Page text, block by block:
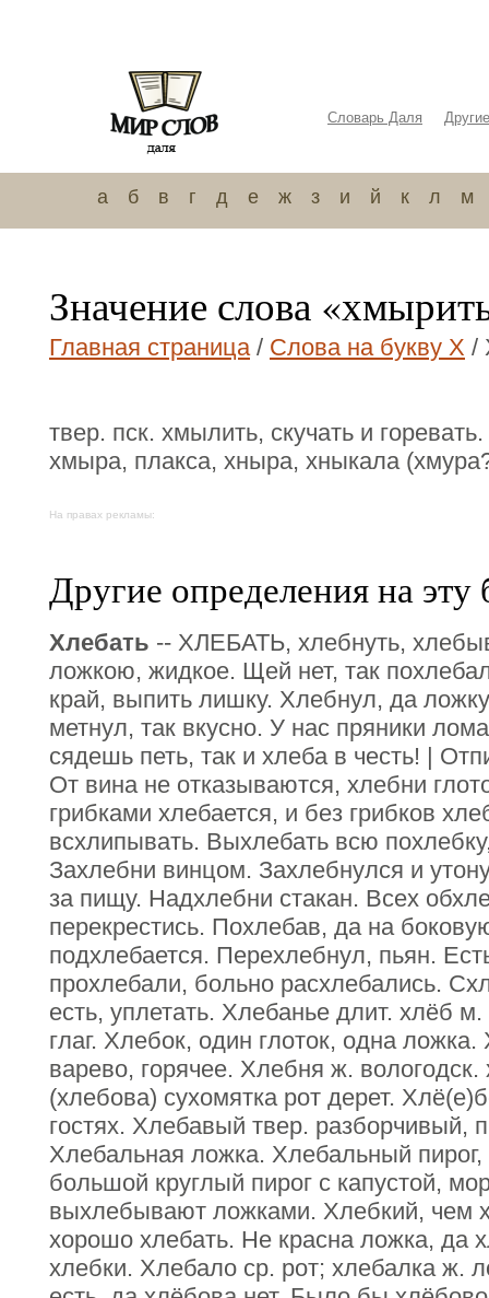
Словарь Даля
а б в г д е ж з и й к л м
Значение слова
Главная страница/ Слова на букву Х /
твер. пск. хмылить, скучать и
хмыра, плакса, хныра, хныкала
На правах рекламы:
Другие определения на эту
Хлебать -- ХЛЕБАТЬ, хлебнуть,
ложкою, жидкое. Щей нет, так
край, выпить лишку. Хлебнул, да
метнул, так вкусно. У нас пряники
сядешь петь, так и хлеба в честь! |
От вина не отказываются, хлебни
грибками хлебается, и без грибков
всхлипывать. Выхлебать всю
Захлебни винцом. Захлебнулся и
за пищу. Надхлебни стакан. Всех
перекрестись. Похлебав, да на
подхлебается. Перехлебнул, пьян.
прохлебали, больно расхлебались.
есть, уплетать. Хлебанье длит. хлёб
глаг. Хлебок, один глоток, одна
варево, горячее. Хлебня ж.
(хлебова) сухомятка рот дерет.
гостях. Хлебавый твер. разборчивый,
Хлебальная ложка. Хлебальный
большой круглый пирог с капустой,
выхлебывают ложками. Хлебкий, чем
хорошо хлебать. Не красна ложка, да
хлебки. Хлебало ср. рот; хлебалка ж.